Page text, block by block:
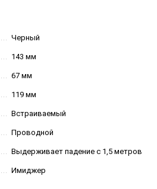
Черный
143 мм
67 мм
119 мм
Встраиваемый
Проводной
Выдерживает падение с 1,5 метров
Имиджер